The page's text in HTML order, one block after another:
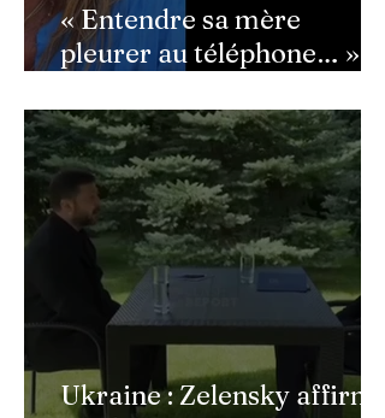
« Entendre sa mère
pleurer au téléphone… » :
bouleversée par les
incendies du Cap-Ferret,
son témoignage poignant
Ukraine : Zelensky affirme